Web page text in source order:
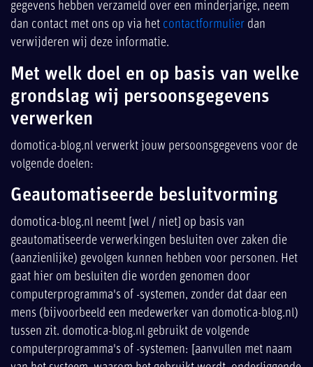
gegevens hebben verzameld over een minderjarige, neem
dan contact met ons op via het contactformulier dan
verwijderen wij deze informatie.
Met welk doel en op basis van welke
grondslag wij persoonsgegevens
verwerken
domotica-blog.nl verwerkt jouw persoonsgegevens voor de
volgende doelen:
Geautomatiseerde besluitvorming
domotica-blog.nl neemt [wel / niet] op basis van
geautomatiseerde verwerkingen besluiten over zaken die
(aanzienlijke) gevolgen kunnen hebben voor personen. Het
gaat hier om besluiten die worden genomen door
computerprogramma's of -systemen, zonder dat daar een
mens (bijvoorbeeld een medewerker van domotica-blog.nl)
tussen zit. domotica-blog.nl gebruikt de volgende
computerprogramma's of -systemen: [aanvullen met naam